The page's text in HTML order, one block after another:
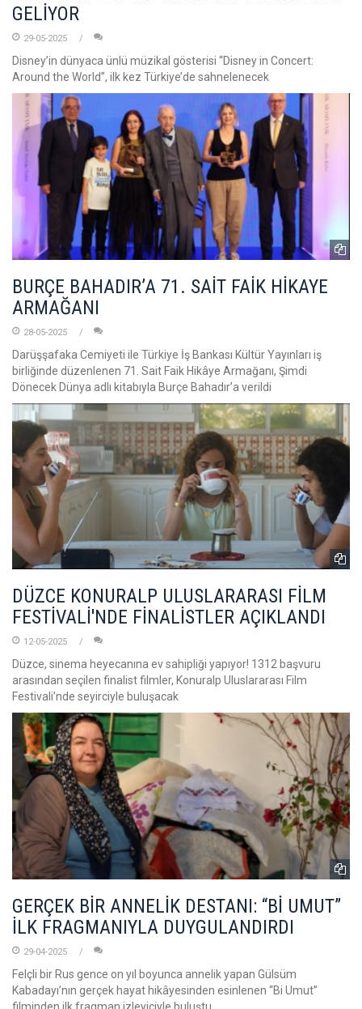
GELİYOR
29-05-2025
Disney’in dünyaca ünlü müzikal gösterisi “Disney in Concert:
Around the World”, ilk kez Türkiye’de sahnelenecek
BURÇE BAHADIR’A 71. SAİT FAİK HİKAYE
ARMAĞANI
28-05-2025
Darüşşafaka Cemiyeti ile Türkiye İş Bankası Kültür Yayınları iş
birliğinde düzenlenen 71. Sait Faik Hikâye Armağanı, Şimdi
Dönecek Dünya adlı kitabıyla Burçe Bahadır’a verildi
DÜZCE KONURALP ULUSLARARASI FİLM
FESTİVALİ'NDE FİNALİSTLER AÇIKLANDI
12-05-2025
Düzce, sinema heyecanına ev sahipliği yapıyor! 1312 başvuru
arasından seçilen finalist filmler, Konuralp Uluslararası Film
Festivali’nde seyirciyle buluşacak
GERÇEK BİR ANNELİK DESTANI: “Bİ UMUT”
İLK FRAGMANIYLA DUYGULANDIRDI
29-04-2025
Felçli bir Rus gence on yıl boyunca annelik yapan Gülsüm
Kabadayı’nın gerçek hayat hikâyesinden esinlenen “Bi Umut”